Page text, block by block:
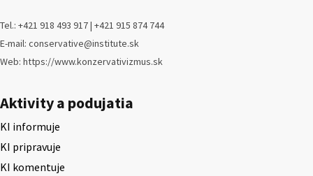
Tel.: +421 918 493 917 | +421 915 874 744
E-mail: conservative@institute.sk
Web: https://www.konzervativizmus.sk
Aktivity a podujatia
KI informuje
KI pripravuje
KI komentuje